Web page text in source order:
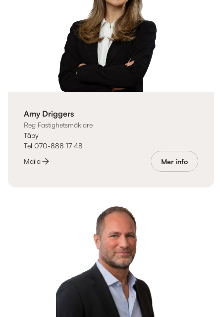
Amy Driggers
Reg Fastighetsmäklare
Täby
Tel 070-888 17 48
Maila
Mer info